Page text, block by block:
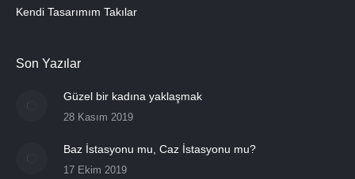
Kendi Tasarımım Takılar
Son Yazılar
Güzel bir kadına yaklaşmak
28 Kasım 2019
Baz İstasyonu mu, Caz İstasyonu mu?
17 Ekim 2019